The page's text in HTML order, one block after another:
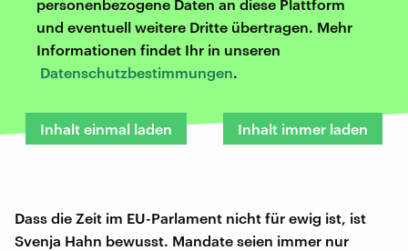
personenbezogene Daten an diese Plattform
und eventuell weitere Dritte übertragen. Mehr
Informationen findet Ihr in unseren
Datenschutzbestimmungen.
Inhalt einmal laden Inhalt immer laden
Dass die Zeit im EU-Parlament nicht für ewig ist, ist
Svenja Hahn bewusst. Mandate seien immer nur